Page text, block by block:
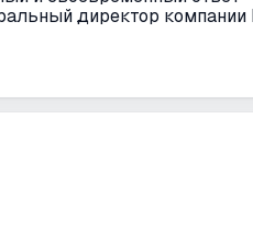
директор